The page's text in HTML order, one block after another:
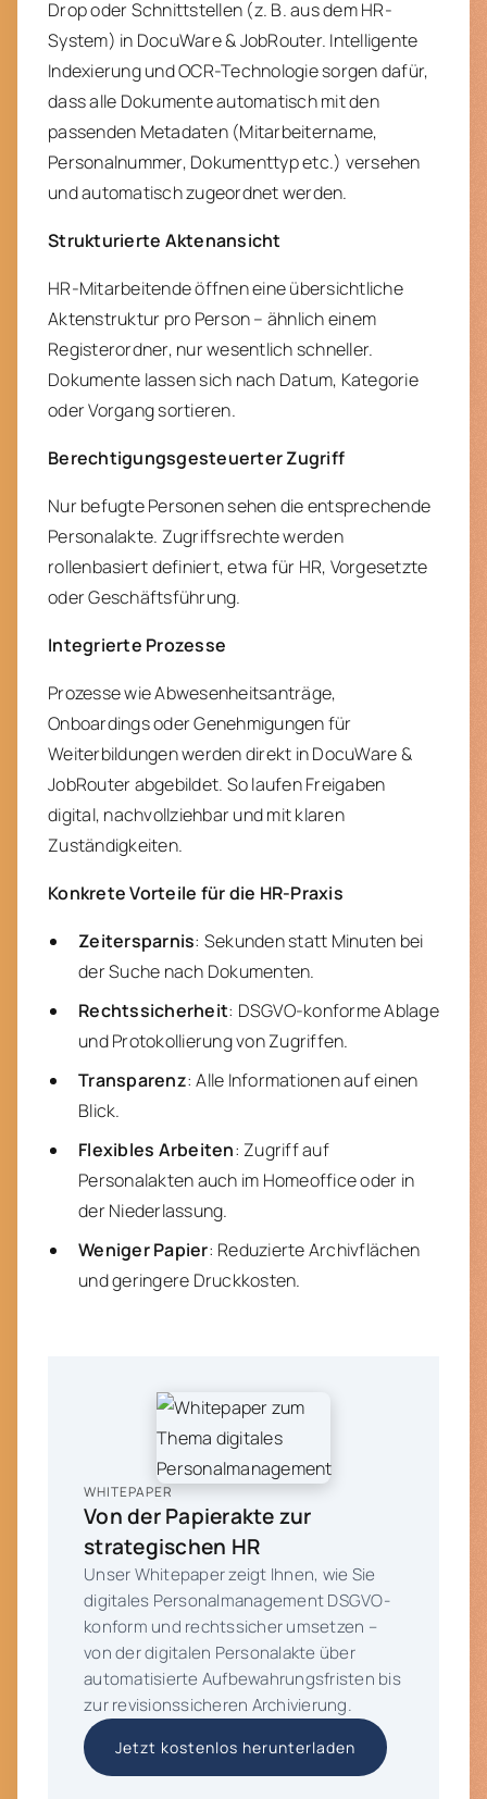
Drop oder Schnittstellen (z. B. aus dem HR-
System) in DocuWare & JobRouter. Intelligente
Indexierung und OCR-Technologie sorgen dafür,
dass alle Dokumente automatisch mit den
passenden Metadaten (Mitarbeitername,
Personalnummer, Dokumenttyp etc.) versehen
und automatisch zugeordnet werden.
Strukturierte Aktenansicht
HR-Mitarbeitende öffnen eine übersichtliche
Aktenstruktur pro Person – ähnlich einem
Registerordner, nur wesentlich schneller.
Dokumente lassen sich nach Datum, Kategorie
oder Vorgang sortieren.
Berechtigungsgesteuerter Zugriff
Nur befugte Personen sehen die entsprechende
Personalakte. Zugriffsrechte werden
rollenbasiert definiert, etwa für HR, Vorgesetzte
oder Geschäftsführung.
Integrierte Prozesse
Prozesse wie Abwesenheitsanträge,
Onboardings oder Genehmigungen für
Weiterbildungen werden direkt in DocuWare &
JobRouter abgebildet. So laufen Freigaben
digital, nachvollziehbar und mit klaren
Zuständigkeiten.
Konkrete Vorteile für die HR-Praxis
Zeitersparnis: Sekunden statt Minuten bei
der Suche nach Dokumenten.
Rechtssicherheit: DSGVO-konforme Ablage
und Protokollierung von Zugriffen.
Transparenz: Alle Informationen auf einen
Blick.
Flexibles Arbeiten: Zugriff auf
Personalakten auch im Homeoffice oder in
der Niederlassung.
Weniger Papier: Reduzierte Archivflächen
und geringere Druckkosten.
WHITEPAPER
Von der Papierakte zur
strategischen HR
Unser Whitepaper zeigt Ihnen, wie Sie
digitales Personalmanagement DSGVO-
konform und rechtssicher umsetzen –
von der digitalen Personalakte über
automatisierte Aufbewahrungsfristen bis
zur revisionssicheren Archivierung.
Jetzt kostenlos herunterladen